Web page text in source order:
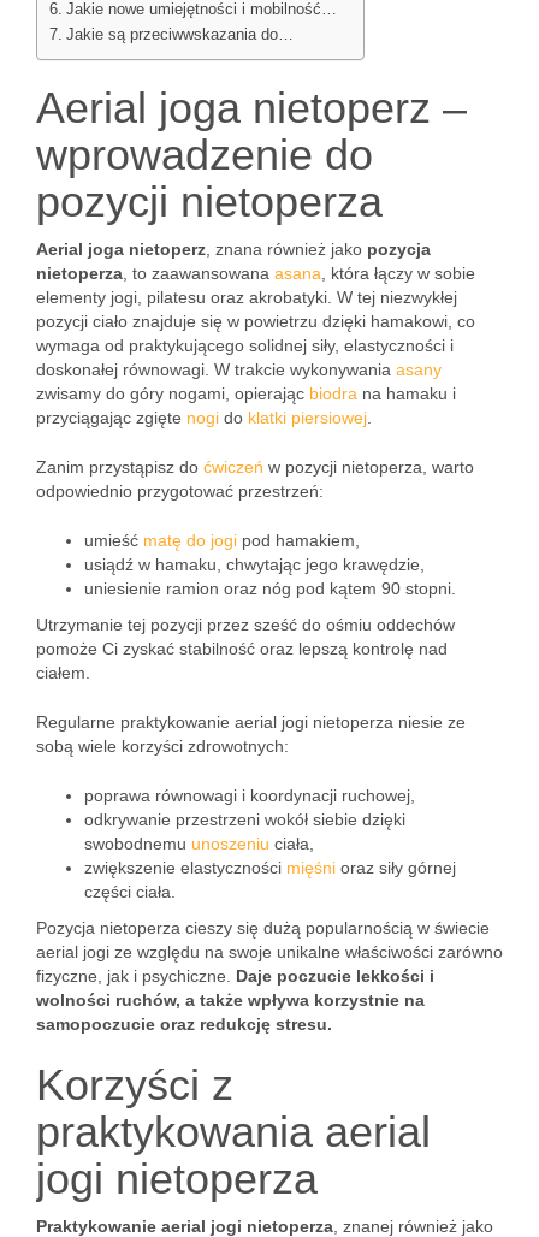
Jakie nowe umiejętności i mobilność…
Jakie są przeciwwskazania do…
Aerial joga nietoperz –
wprowadzenie do
pozycji nietoperza
Aerial joga nietoperz , znana również jako pozycja
nietoperza , to zaawansowana asana , która łączy w sobie
elementy jogi, pilatesu oraz akrobatyki. W tej niezwykłej
pozycji ciało znajduje się w powietrzu dzięki hamakowi, co
wymaga od praktykującego solidnej siły, elastyczności i
doskonałej równowagi. W trakcie wykonywania asany
zwisamy do góry nogami, opierając biodra na hamaku i
przyciągając zgięte nogi do klatki piersiowej
Zanim przystąpisz do ćwiczeń w pozycji nietoperza, warto
odpowiednio przygotować przestrzeń:
umieść matę do jogi pod hamakiem,
usiądź w hamaku, chwytając jego krawędzie,
uniesienie ramion oraz nóg pod kątem 90 stopni.
Utrzymanie tej pozycji przez sześć do ośmiu oddechów
pomoże Ci zyskać stabilność oraz lepszą kontrolę nad
ciałem.
Regularne praktykowanie aerial jogi nietoperza niesie ze
sobą wiele korzyści zdrowotnych:
poprawa równowagi i koordynacji ruchowej,
odkrywanie przestrzeni wokół siebie dzięki
swobodnemu unoszeniu ciała,
zwiększenie elastyczności mięśni oraz siły górnej
części ciała.
Pozycja nietoperza cieszy się dużą popularnością w świecie
aerial jogi ze względu na swoje unikalne właściwości zarówno
fizyczne, jak i psychiczne. Daje poczucie lekkości i
wolności ruchów, a także wpływa korzystnie na
samopoczucie oraz redukcję stresu.
Korzyści z
praktykowania aerial
jogi nietoperza
Praktykowanie aerial jogi nietoperza , znanej również jako